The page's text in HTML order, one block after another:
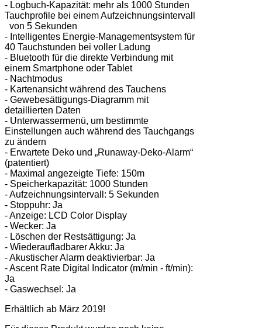
- Logbuch-Kapazität: mehr als 1000 Stunden
Tauchprofile bei einem Aufzeichnungsintervall
von 5 Sekunden
- Intelligentes Energie-Managementsystem für
40 Tauchstunden bei voller Ladung
- Bluetooth für die direkte Verbindung mit
einem Smartphone oder Tablet
- Nachtmodus
- Kartenansicht während des Tauchens
- Gewebesättigungs-Diagramm mit
detaillierten Daten
- Unterwassermenü, um bestimmte
Einstellungen auch während des Tauchgangs
zu ändern
- Erwartete Deko und „Runaway-Deko-Alarm“
(patentiert)
- Maximal angezeigte Tiefe: 150m
- Speicherkapazität: 1000 Stunden
- Aufzeichnungsintervall: 5 Sekunden
- Stoppuhr: Ja
- Anzeige: LCD Color Display
- Wecker: Ja
- Löschen der Restsättigung: Ja
- Wiederaufladbarer Akku: Ja
- Akustischer Alarm deaktivierbar: Ja
- Ascent Rate Digital Indicator (m/min - ft/min):
Ja
- Gaswechsel: Ja
Erhältlich ab März 2019!